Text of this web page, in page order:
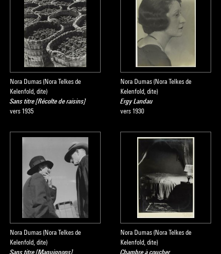
Nora Dumas (Nora Telkes de
Kelenfold, dite)
Sans titre [Récolte de raisins]
vers 1935
Nora Dumas (Nora Telkes de
Kelenfold, dite)
Ergy Landau
vers 1930
Nora Dumas (Nora Telkes de
Kelenfold, dite)
Sans titre [Maquignons]
Nora Dumas (Nora Telkes de
Kelenfold, dite)
Chambre à coucher